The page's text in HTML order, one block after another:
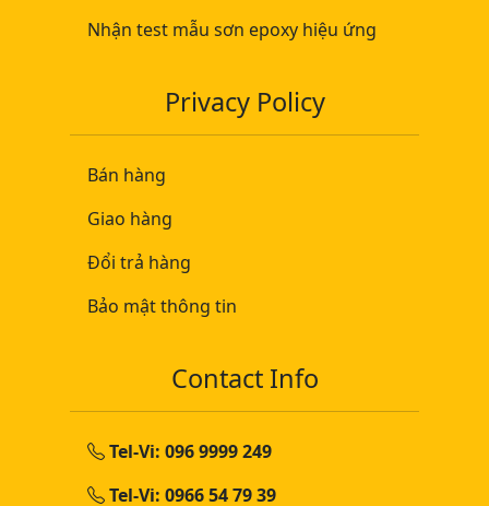
Nhận test mẫu sơn epoxy hiệu ứng
Privacy Policy
Bán hàng
Giao hàng
Đổi trả hàng
Bảo mật thông tin
Contact Info
Tel-Vi: 096 9999 249
Tel-Vi: 0966 54 79 39